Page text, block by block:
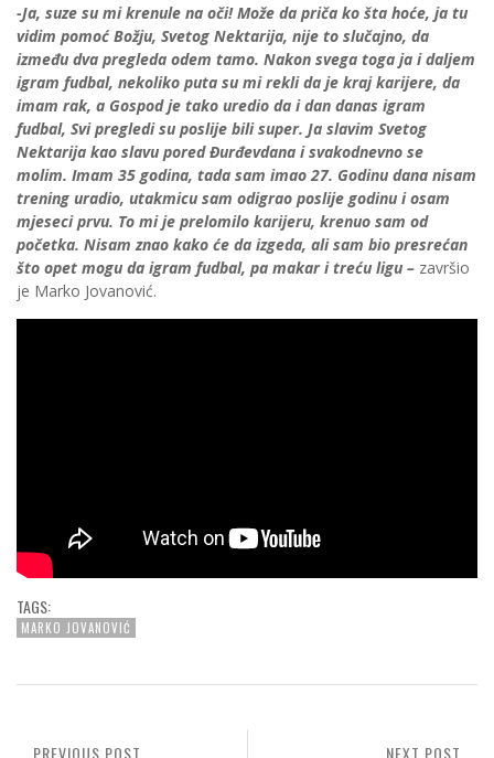
-Ja, suze su mi krenule na oči! Može da priča ko šta hoće, ja tu
vidim pomoć Božju, Svetog Nektarija, nije to slučajno, da
između dva pregleda odem tamo. Nakon svega toga ja i daljem
igram fudbal, nekoliko puta su mi rekli da je kraj karijere, da
imam rak, a Gospod je tako uredio da i dan danas igram
fudbal, Svi pregledi su poslije bili super. Ja slavim Svetog
Nektarija kao slavu pored Đurđevdana i svakodnevno se
molim. Imam 35 godina, tada sam imao 27. Godinu dana nisam
trening uradio, utakmicu sam odigrao poslije godinu i osam
mjeseci prvu. To mi je prelomilo karijeru, krenuo sam od
početka. Nisam znao kako će da izgeda, ali sam bio presrećan
što opet mogu da igram fudbal, pa makar i treću ligu – završio
je Marko Jovanović.
TAGS:
MARKO JOVANOVIĆ
NEXT POST
PREVIOUS POST